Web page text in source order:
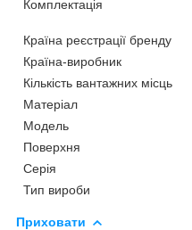
Комплектація
Країна реєстрації бренду
Країна-виробник
Кількість вантажних місць
Матеріал
Мoдель
Поверхня
Серія
Тип вироби
Приховати